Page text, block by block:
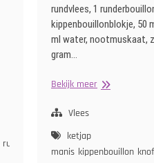
rundvleeskruiden sambal
rundvlees, 1
kippenbouillonblokje, 50
ml water, nootmuskaat,
gram…
Bekijk meerDaging
Worteltjes
Vlees
ketjap
manis kippenbouillon